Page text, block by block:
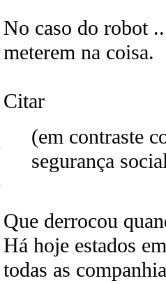
No caso do robot
meterem na coisa.
Citar
(em contraste
segurança
Que derrocou
Há hoje estados
todas as